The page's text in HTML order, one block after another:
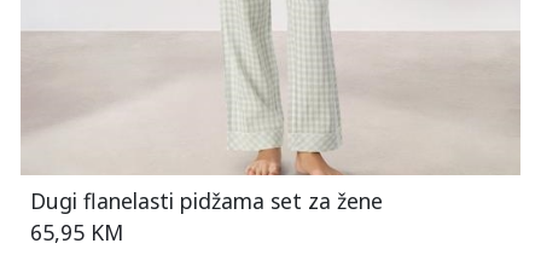
Dugi flanelasti pidžama set za žene
65,95 KM